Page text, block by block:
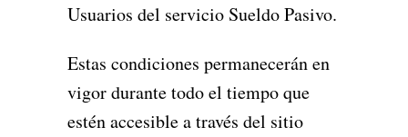
Usuarios del servicio Sueldo Pasivo.
Estas condiciones permanecerán en
vigor durante todo el tiempo que
estén accesible a través del sitio